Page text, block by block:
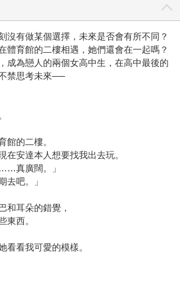
沒有做某個選擇，未來是否會有所不同？
體育館的二樓相遇，她們還會在一起嗎？
成為戀人的兩個女高中生，在高中最後的
禁思考未來──
館的二樓。
在安達本人想要找我出去玩。
真廣闊。」
去吧。」
和耳朵的錯覺，
東西。
看看我可愛的模樣。